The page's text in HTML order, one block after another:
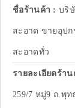
ชื่อร้านค้า : บริ
สะอาด ขายอุป
สะอาดทั่ว
รายละเอียดร้า
259/7 หมู่9 ถ.พุ